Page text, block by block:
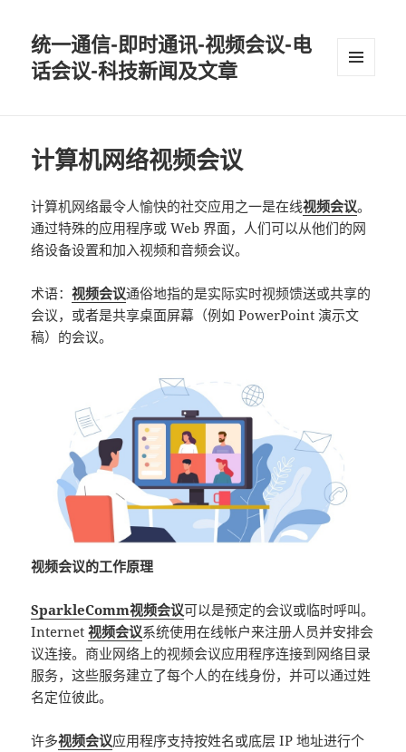
统一通信-即时通讯-视频会议-电
话会议-科技新闻及文章
计算机网络视频会议
计算机网络最令人愉快的社交应用之一是在线视频会议。
通过特殊的应用程序或 Web 界面，人们可以从他们的网
络设备设置和加入视频和音频会议。
术语：视频会议通俗地指的是实际实时视频馈送或共享的
会议，或者是共享桌面屏幕（例如 PowerPoint 演示文
稿）的会议。
视频会议的工作原理
SparkleComm视频会议可以是预定的会议或临时呼叫。
Internet视频会议系统使用在线帐户来注册人员并安排会
议连接。商业网络上的视频会议应用程序连接到网络目录
服务，这些服务建立了每个人的在线身份，并可以通过姓
名定位彼此。
许多视频会议应用程序支持按姓名或底层 IP 地址进行个